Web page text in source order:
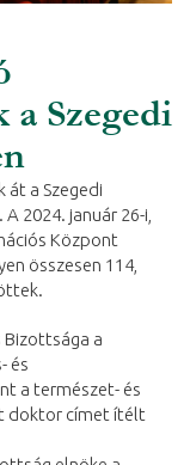
a Szegedi
a Szegedi
2024. január 26-i,
Központ
összesen 114,
Bizottsága a
és
a természet- és
doktor címet ítélt